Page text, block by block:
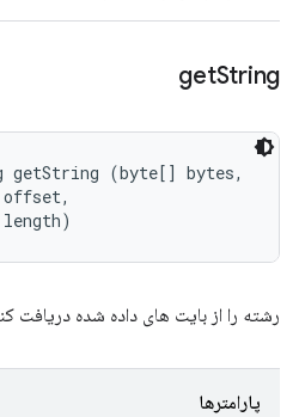
getString
getString (byte[] bytes,
رشته را از بایت های داده شده دریافت
پارامترها